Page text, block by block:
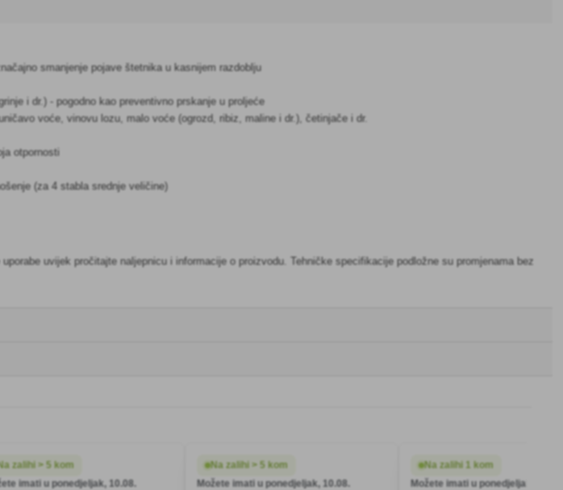
smanjenje pojave štetnika u kasnijem razdoblju
i dr.) - pogodno kao preventivno prskanje u proljeće
voće, vinovu lozu, malo voće (ogrozd, ribiz, maline i dr.), četinjače i dr.
otpornosti
(za 4 stabla srednje veličine)
uvijek pročitajte naljepnicu i informacije o proizvodu. Tehničke specifikacije podložne su promjenama bez
zalihi > 5 kom
imati u ponedjeljak, 10.08.
Na zalihi > 5 kom
Možete imati u ponedjeljak, 10.08.
Na zalihi 1 kom
Možete imati u ponedjeljak,